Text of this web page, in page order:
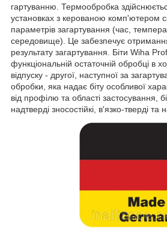
гартуванню. Термообробка
установках з керованою комп'ютером
параметрів загартування (час,
середовище). Це забезпечує
результату загартування. Біти Wiha
функціональній остаточній обробці в
відпуску - другої, наступної за
обробки, яка надає біту особливої
від профілю та області застосування,
надтверді зносостійкі, в'язко-тверді та